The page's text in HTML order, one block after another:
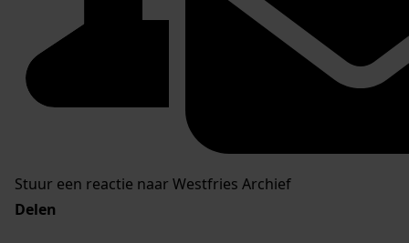
Stuur een reactie naar Westfries Archief
Delen